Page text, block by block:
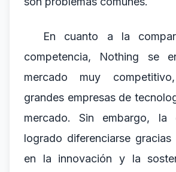
En cuanto a la
competencia, Nothing se
mercado muy
grandes empresas de
mercado. Sin embargo, la
logrado diferenciarse
en la innovación y la